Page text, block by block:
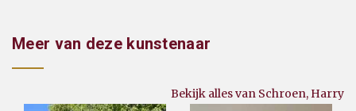
Meer van deze kunstenaar
Bekijk alles van Schroen, Harry